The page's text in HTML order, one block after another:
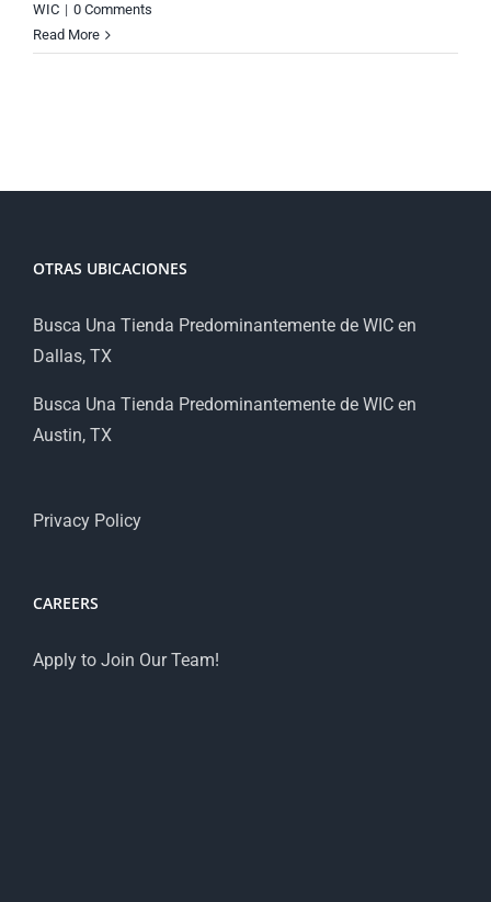
WIC | 0 Comments
Read More
OTRAS UBICACIONES
Busca Una Tienda Predominantemente de WIC en
Dallas, TX
Busca Una Tienda Predominantemente de WIC en
Austin, TX
Privacy Policy
CAREERS
Apply to Join Our Team!